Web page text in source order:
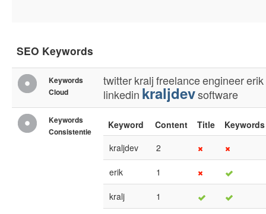
SEO Keywords
Keywords
Cloud
twitterkraljfreelanceengineererik
linkedin kraljdevsoftware
Keywords
Consistentie
Keyword Content Title
Keywords
kraljdev
2
erik 1
kralj 1